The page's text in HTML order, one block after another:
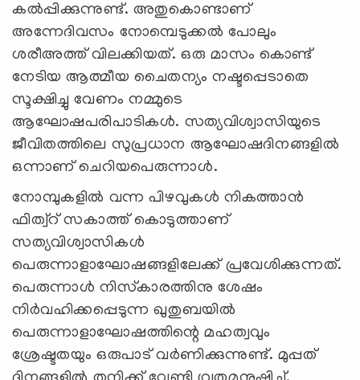
കല്‍പ്പിക്കുന്നുണ്ട്. അതുകൊണ്ടാണ്
അന്നേദിവസം നോമ്പെടുക്കല്‍ പോലും
ശരീഅത്ത് വിലക്കിയത്. ഒരു മാസം കൊണ്ട്
നേടിയ ആത്മീയ ചൈതന്യം നഷ്ടപ്പെടാതെ
സൂക്ഷിച്ചു വേണം നമ്മുടെ
ആഘോഷപരിപാടികള്‍. സത്യവിശ്വാസിയുടെ
ജീവിതത്തിലെ സുപ്രധാന ആഘോഷദിനങ്ങളില്‍
ഒന്നാണ് ചെറിയപെരുന്നാള്‍.
നോമ്പുകളില്‍ വന്ന പിഴവുകള്‍ നികത്താന്‍
ഫിത്വ്‌റ് സകാത്ത് കൊടുത്താണ്
സത്യവിശ്വാസികള്‍
പെരുന്നാളാഘോഷങ്ങളിലേക്ക് പ്രവേശിക്കുന്നത്.
പെരുന്നാള്‍ നിസ്‌കാരത്തിനു ശേഷം
നിര്‍വഹിക്കപ്പെടുന്ന ഖുതുബയില്‍
പെരുന്നാളാഘോഷത്തിന്റെ മഹത്വവും
ശ്രേഷ്ടതയും ഒരുപാട് വര്‍ണിക്കുന്നുണ്ട്. മുപ്പത്